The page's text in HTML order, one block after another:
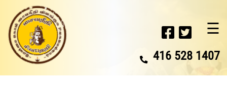
☰
416 528 1407